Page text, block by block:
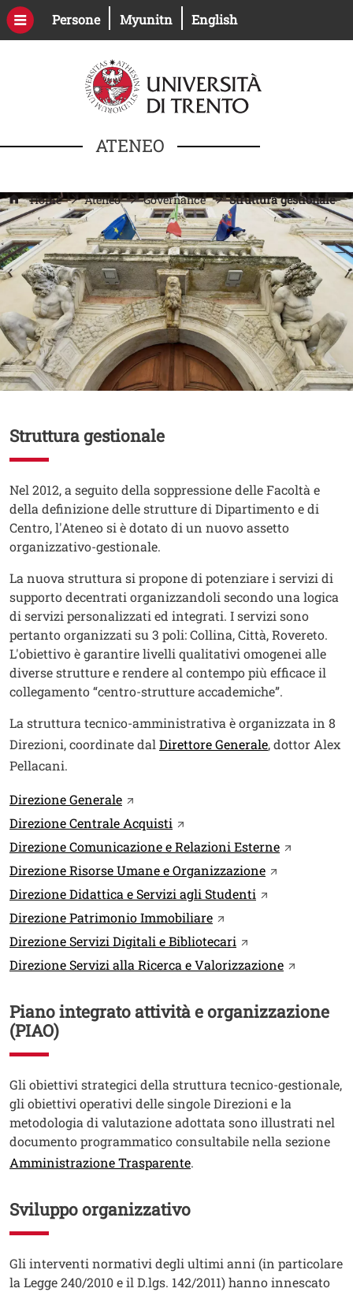
Salta al contenuto principale
PersoneApri il link in una nuova finestra
MyunitnApri il link in una nuova
English
ATENEO
Home Ateneo Governance Struttura gestionale
Struttura gestionale
Testo
Nel 2012, a seguito della soppressione delle Facoltà e
della definizione delle strutture di Dipartimento e di
Centro, l'Ateneo si è dotato di un nuovo assetto
organizzativo-gestionale.
La nuova struttura si propone di potenziare i servizi di
supporto decentrati organizzandoli secondo una logica
di servizi personalizzati ed integrati. I servizi sono
pertanto organizzati su 3 poli: Collina, Città, Rovereto.
L'obiettivo è garantire livelli qualitativi omogenei alle
diverse strutture e rendere al contempo più efficace il
collegamento “centro-strutture accademiche”.
La struttura tecnico-amministrativa è organizzata in 8
Direzioni, coordinate dal Direttore GeneraleApri il link in
, dottor Alex
Pellacani.
Link
Direzione GeneraleApri il link in una nuova finestra
Direzione Centrale Acquisti Apri il link in una nuova
Direzione Comunicazione e Relazioni EsterneApri il link
Direzione Risorse Umane e OrganizzazioneApri il link in
Direzione Didattica e Servizi agli Studenti Apri il link in
Direzione Patrimonio ImmobiliareApri il link in una
Direzione Servizi Digitali e Bibliotecari Apri il link in una
Direzione Servizi alla Ricerca e ValorizzazioneApri il link
Piano integrato attività e organizzazione
(PIAO)
Testo
Gli obiettivi strategici della struttura tecnico-gestionale,
gli obiettivi operativi delle singole Direzioni e la
metodologia di valutazione adottata sono illustrati nel
documento programmatico consultabile nella sezione
Amministrazione Trasparente.
Sviluppo organizzativo
Testo
Gli interventi normativi degli ultimi anni (in particolare
la Legge 240/2010 e il D.lgs. 142/2011) hanno innescato